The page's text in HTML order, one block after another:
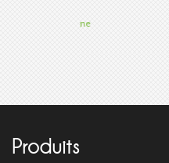
Produits